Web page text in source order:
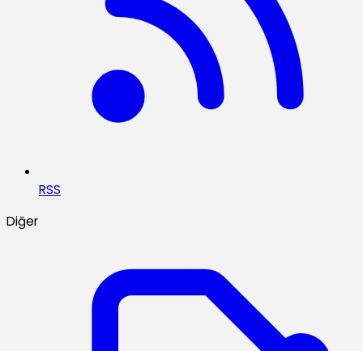
RSS
Diğer